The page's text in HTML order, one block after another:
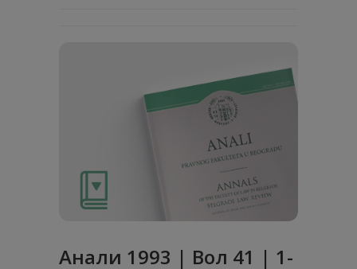
Анaли 1993 | Вол 41 | 1-